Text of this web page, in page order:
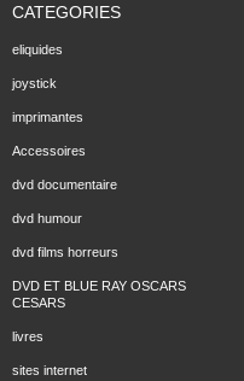
CATEGORIES
eliquides
joystick
imprimantes
Accessoires
dvd documentaire
dvd humour
dvd films horreurs
DVD ET BLUE RAY OSCARS
CESARS
livres
sites internet